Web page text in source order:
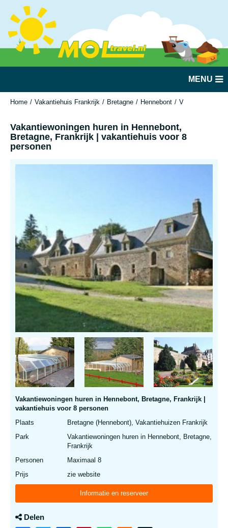
MENU
Home Vakantiehuis Frankrijk Bretagne Hennebont
Vakantiewoningen huren in Hennebont,
Bretagne, Frankrijk | vakantiehuis voor 8
personen
Vakantiewoningen huren in Hennebont, Bretagne, Frankrijk |
vakantiehuis voor 8 personen
Plaats
Bretagne (Hennebont), Vakantiehuizen Frankrijk
Park
Vakantiewoningen huren in Hennebont, Bretagne,
Frankrijk
Personen
Maximaal 8
Prijs
zie website
Informatie en reserveer
Delen